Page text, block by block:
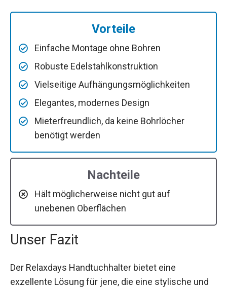
Vorteile
Einfache Montage ohne Bohren
Robuste Edelstahlkonstruktion
Vielseitige Aufhängungsmöglichkeiten
Elegantes, modernes Design
Mieterfreundlich, da keine Bohrlöcher
benötigt werden
Nachteile
Hält möglicherweise nicht gut auf
unebenen Oberflächen
Unser Fazit
Der Relaxdays Handtuchhalter bietet eine
exzellente Lösung für jene, die eine stylische und